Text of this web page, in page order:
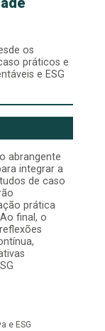
os
práticos e
e ESG
abrangente
integrar a
de caso
prática
final, o
e ESG